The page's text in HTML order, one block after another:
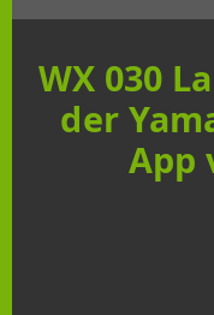
WX 030
der
App